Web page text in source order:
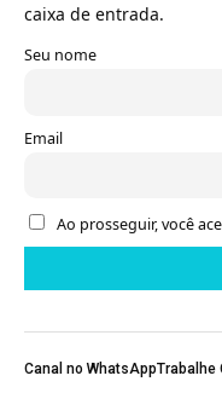
caixa de entrada.
Seu nome
Email
Ao prosseguir, você
Canal no WhatsAppTrabalhe